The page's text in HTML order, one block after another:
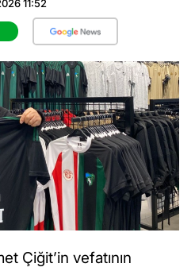
11:52
Çiğit’in vefatının